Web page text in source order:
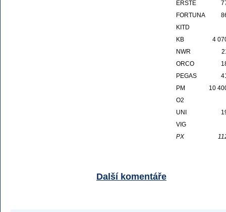
ERSTE
FORTUNA
KITD
KB
4
NWR
ORCO
PEGAS
PM
10
O2
UNI
VIG
PX
Další komentáře